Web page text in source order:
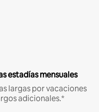
estadías mensuales
largas por vacaciones
adicionales.*